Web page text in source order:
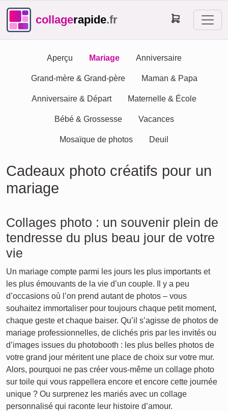
collagerapide.fr
Aperçu Mariage Anniversaire
Grand-mère & Grand-père Maman & Papa
Anniversaire & Départ Maternelle & École
Bébé & Grossesse Vacances
Mosaïque de photos Deuil
Cadeaux photo créatifs pour un
mariage
Collages photo : un souvenir plein de
tendresse du plus beau jour de votre
vie
Un mariage compte parmi les jours les plus importants et
les plus émouvants de la vie d’un couple. Il y a peu
d’occasions où l’on prend autant de photos – vous
souhaitez immortaliser pour toujours chaque petit moment,
chaque geste et chaque baiser. Qu’il s’agisse de photos de
mariage professionnelles, de clichés pris par les invités ou
d’images issues du photobooth : les plus belles photos de
votre grand jour méritent une place de choix sur votre mur.
Alors, pourquoi ne pas créer vous-même un collage photo
sur toile qui vous rappellera encore et encore cette journée
unique ? Ou surprenez les mariés avec un collage
personnalisé qui raconte leur histoire d’amour.